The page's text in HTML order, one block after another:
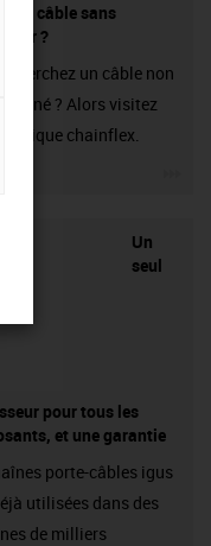
un câble sans
?
un câble non
? Alors visitez
chainflex.
Un
seul
pour tous les
et une garantie
porte-câbles igus
utilisées dans des
de milliers